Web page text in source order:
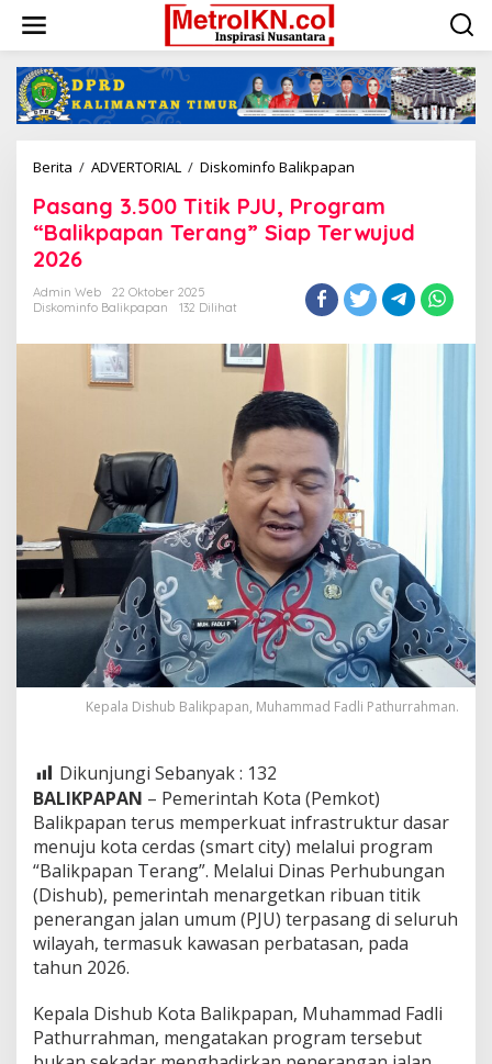
konten
Berita / ADVERTORIAL / Diskominfo Balikpapan
Titik
PJU,
Program
Terang”
Siap
2026
Pasang 3.500 Titik PJU, Program
“Balikpapan Terang” Siap Terwujud
2026
Admin Web
22 Oktober 2025
Diskominfo Balikpapan
132 Dilihat
Kepala Dishub Balikpapan, Muhammad Fadli Pathurrahman.
Dikunjungi Sebanyak : 132
BALIKPAPAN – Pemerintah Kota (Pemkot)
Balikpapan terus memperkuat infrastruktur dasar
menuju kota cerdas (smart city) melalui program
“Balikpapan Terang”. Melalui Dinas Perhubungan
(Dishub), pemerintah menargetkan ribuan titik
penerangan jalan umum (PJU) terpasang di seluruh
wilayah, termasuk kawasan perbatasan, pada
tahun 2026.
Kepala Dishub Kota Balikpapan, Muhammad Fadli
Pathurrahman, mengatakan program tersebut